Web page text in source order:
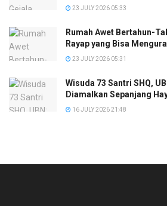
23 JULY 2026 05:33
Rumah Awet Bertahun-
Rayap yang Bisa
23 JULY 2026 05:31
Wisuda 73 Santri SHQ,
Diamalkan Sepanjang
16 JULY 2026 21:48